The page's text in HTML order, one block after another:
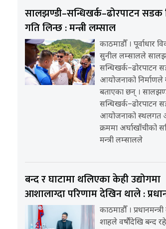
सालझण्डी–सन्धिखर्क–ढोरपाटन सडक
गति लिन्छ : मन्त्री लम्साल
काठमाडौँ । पूर्वाधार
सुनील लम्सालले
सन्धिखर्क–ढोरपाटन
आयोजनाको निर्माणले
बताएका छन् ।
सन्धिखर्क–ढोरपाटन
आयोजनाको स्थलगत
क्रममा अर्घाखाँचीको
मन्त्री लम्सालले
बन्द र घाटामा थलिएका केही उद्योगमा
आशालाग्दा परिणाम देखिन थाले :
काठमाडौँ । प्रधानमन्त्री
शाहले वर्षौंदेखि बन्द